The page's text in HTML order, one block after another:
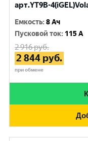
арт.YT9B-
Емкость:8 Ач
Пусковой ток: 115 A
2 916руб.
2 844 руб.
при обмене